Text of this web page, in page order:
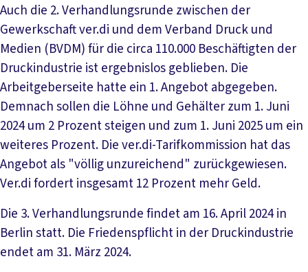
Auch die 2. Verhandlungsrunde zwischen der
Gewerkschaft ver.di und dem Verband Druck und
Medien (BVDM) für die circa 110.000 Beschäftigten der
Druckindustrie ist ergebnislos geblieben. Die
Arbeitgeberseite hatte ein 1. Angebot abgegeben.
Demnach sollen die Löhne und Gehälter zum 1. Juni
2024 um 2 Prozent steigen und zum 1. Juni 2025 um ein
weiteres Prozent. Die ver.di-Tarifkommission hat das
Angebot als "völlig unzureichend" zurückgewiesen.
Ver.di fordert insgesamt 12 Prozent mehr Geld.
Die 3. Verhandlungsrunde findet am 16. April 2024 in
Berlin statt. Die Friedenspflicht in der Druckindustrie
endet am 31. März 2024.